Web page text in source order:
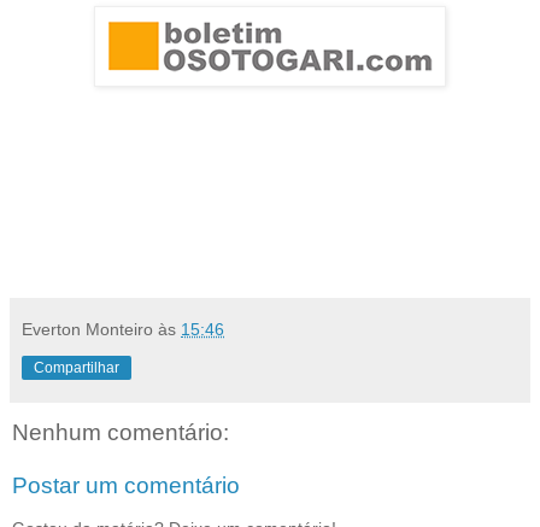
Everton Monteiro às 15:46
Compartilhar
Nenhum comentário:
Postar um comentário